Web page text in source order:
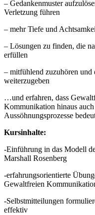
– Gedankenmuster
Verletzung führen
– mehr Tiefe und
– Lösungen zu finden, die
erfüllen
– mitfühlend zuzuhören
weiterzugeben
…und erfahren, dass
Kommunikation hinaus
Aussöhnungsprozesse
Kursinhalte:
-Einführung in das Modell
Marshall Rosenberg
-erfahrungsorientierte
Gewaltfreien
-Selbstmitteilungen
effektiv